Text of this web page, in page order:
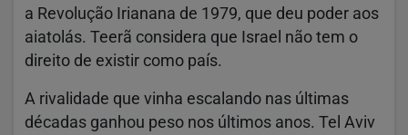
a Revolução Irianana de 1979, que deu poder aos
aiatolás. Teerã considera que Israel não tem o
direito de existir como país.
A rivalidade que vinha escalando nas últimas
décadas ganhou peso nos últimos anos. Tel Aviv